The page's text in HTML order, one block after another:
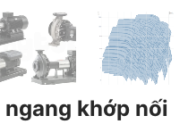
khớp nối